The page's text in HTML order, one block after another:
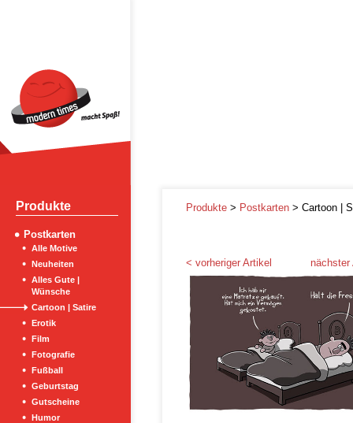
Produkte
Postkarten
Alle Motive
Neuheiten
Alles Gute |
Wünsche
Cartoon | Satire
Erotik
Film
Fotografie
Fußball
Geburtstag
Gutscheine
Humor
Produkte > Postkarten > Cartoon |
< vorheriger Artikel